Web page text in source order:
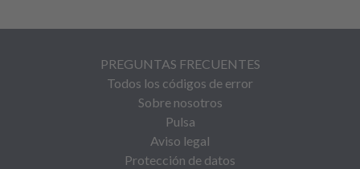
PREGUNTAS FRECUENTES
Todos los códigos de error
Sobre nosotros
Pulsa
Aviso legal
Protección de datos